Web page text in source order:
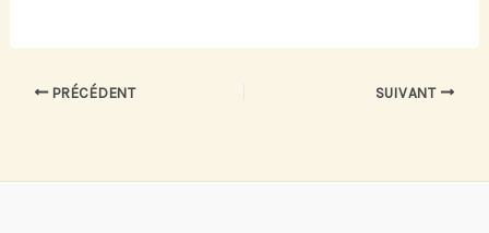
PRÉCÉDENT SUIVANT